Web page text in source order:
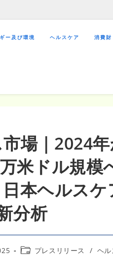
ー及び環境 ヘルスケア 消費財
場｜2024
米ドル規模
本ヘルス
分析
Postプレスリリース / ヘル